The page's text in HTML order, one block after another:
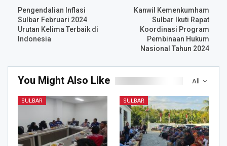
Pengendalian Inflasi
Sulbar Februari 2024
Urutan Kelima Terbaik di
Indonesia
Kanwil Kemenkumham
Sulbar Ikuti Rapat
Koordinasi Program
Pembinaan Hukum
Nasional Tahun 2024
All
You Might Also Like
SULBAR SULBAR